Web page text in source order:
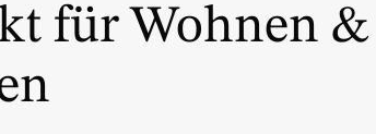
für Wohnen &